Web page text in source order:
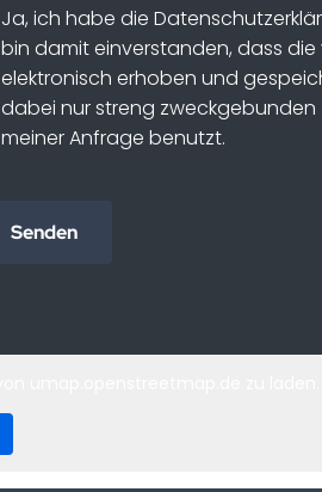
Ja, ich habe die
bin damit einverstanden, dass
elektronisch erhoben und
dabei nur streng
meiner Anfrage benutzt.
Senden